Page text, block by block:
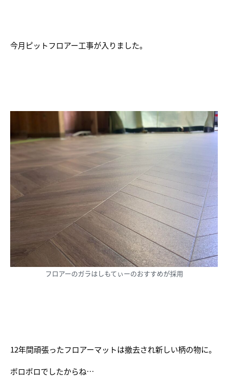
今月ピットフロアー工事が入りました。
フロアーのガラはしもてぃーのおすすめが採用
12年間頑張ったフロアーマットは撤去され新しい柄の物に。
ボロボロでしたからね…